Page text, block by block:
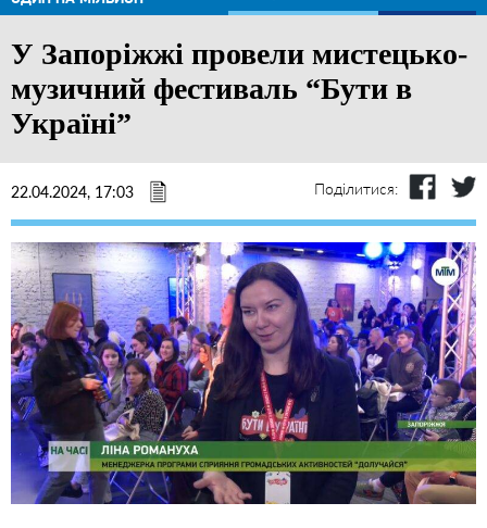
У Запоріжжі провели мистецько-
музичний фестиваль “Бути в
Україні”
22.04.2024, 17:03 Поділитися: